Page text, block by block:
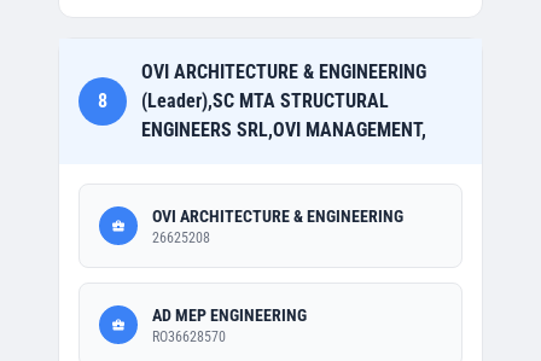
8
OVI ARCHITECTURE & ENGINEERING
(Leader),SC MTA STRUCTURAL
ENGINEERS SRL,OVI MANAGEMENT,
OVI ARCHITECTURE & ENGINEERING
26625208
AD MEP ENGINEERING
RO36628570